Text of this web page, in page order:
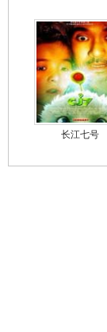
长江七号